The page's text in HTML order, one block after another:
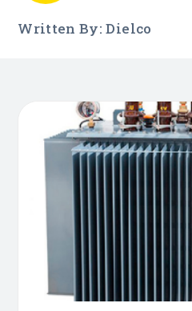
Written By: Dielco